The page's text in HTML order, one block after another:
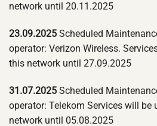
network until 20.11.2025
23.09.2025 Scheduled
operator: Verizon Wireless.
this network until 27.09.2025
31.07.2025 Scheduled
operator: Telekom Services will
network until 05.08.2025